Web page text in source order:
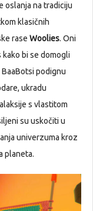
oslanja na tradiciju
klasičnih
rase Woolies. Oni
bi se domogli
podignu
ukradu
s vlastitom
su uskočiti u
univerzuma kroz
planeta.